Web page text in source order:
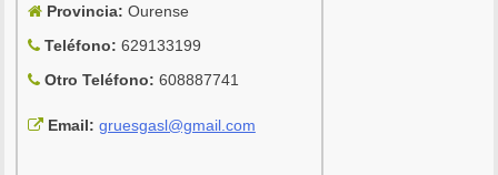
Provincia: Ourense
Teléfono: 629133199
Otro Teléfono: 608887741
Email: gruesgasl@gmail.com